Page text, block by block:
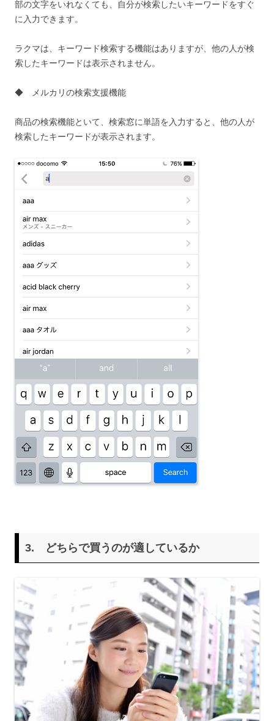
部の文字をいれなくても、自分が検索したいキーワードをすぐ
に入力できます。
ラクマは、キーワード検索する機能はありますが、他の人が検
索したキーワードは表示されません。
◆ メルカリの検索支援機能
商品の検索機能といて、検索窓に単語を入力すると、他の人が
検索したキーワードが表示されます。
3. どちらで買うのが適しているか